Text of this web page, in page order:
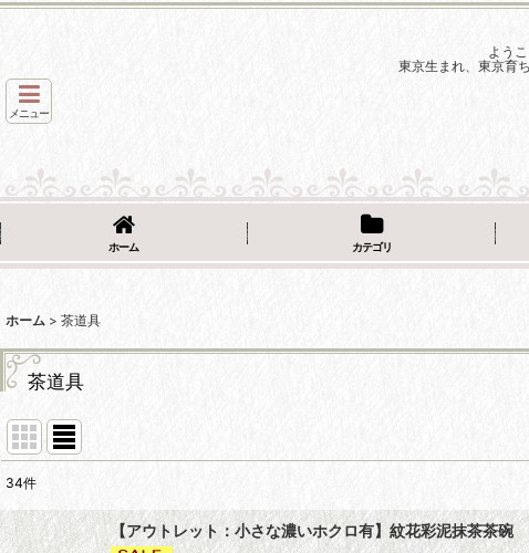
よう
東京生まれ、東京育
メニュー
ホーム カテゴリ
ホーム > 茶道具
茶道具
34件
【アウトレット：小さな濃いホクロ有】紋花彩泥抹茶